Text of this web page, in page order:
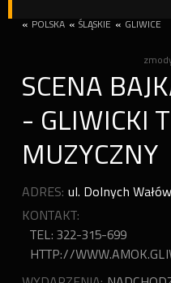
« POLSKA « ŚLĄSKIE « GLIWICE
SCENA
- GLIWICKI
MUZYCZNY
ADRES: ul. Dolnych
KONTAKT:
TEL: 322-315-699
HTTP://